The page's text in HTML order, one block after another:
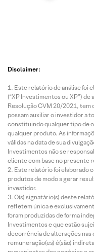
Disclaimer:
Este relatório de análise foi
(“XP Investimentos ou XP”)
Resolução CVM 20/2021,
possam auxiliar o investidor a
constituindo qualquer tipo de
qualquer produto. As
válidas na data de sua
Investimentos não se
cliente com base no presente
Este relatório foi elaborado
produtos de modo a gerar
investidor.
O(s) signatário(s) deste
refletem única e
foram produzidas de forma
Investimentos e que estão
decorrência de alterações nas
remuneração(es) é(são)